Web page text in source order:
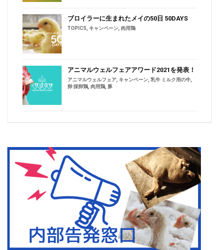
ブロイラーに生まれたメイの50日 50DAYS
TOPICS キャンペーン 肉用鶏
アニマルウェルフェアアワード2021を発表！
アニマルウェルフェア キャンペーン 乳牛 ミルク用の牛
卵 採卵鶏 肉用鶏 豚